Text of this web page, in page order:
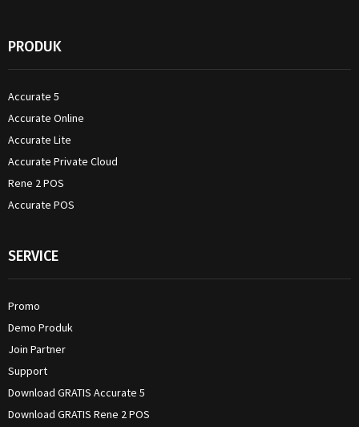
PRODUK
Accurate 5
Accurate Online
Accurate Lite
Accurate Private Cloud
Rene 2 POS
Accurate POS
SERVICE
Promo
Demo Produk
Join Partner
Support
Download GRATIS Accurate 5
Download GRATIS Rene 2 POS